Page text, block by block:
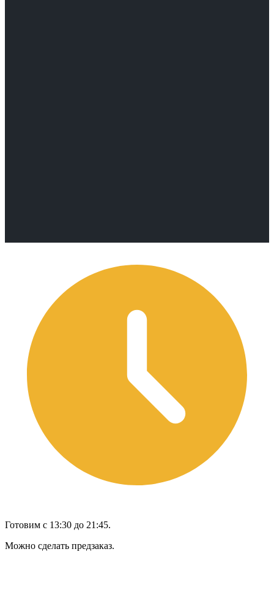
Готовим с 13:30 до 21:45.
Можно сделать предзаказ.